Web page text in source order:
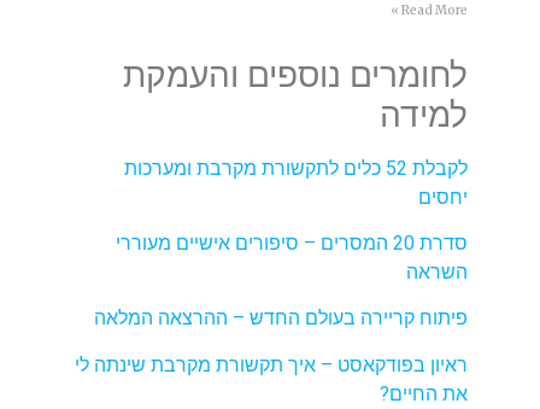
Read More »
לחומרים נוספים והעמקת
למידה
לקבלת 52 כלים לתקשורת מקרבת ומערכות
יחסים
סדרת 20 המסרים – סיפורים אישיים מעוררי
השראה
פיתוח קריירה בעולם החדש – ההרצאה המלאה
ראיון בפודקאסט – איך תקשורת מקרבת שינתה לי
את החיים?